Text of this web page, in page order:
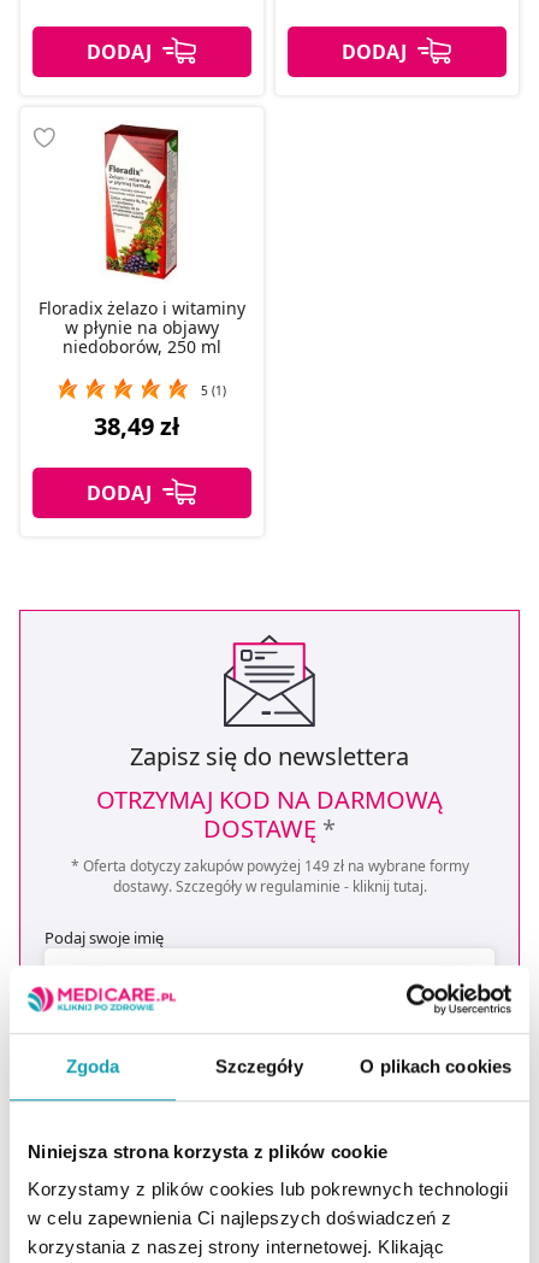
Zgoda Szczegóły O plikach cookies
Niniejsza strona korzysta z plików cookie
Korzystamy z plików cookies lub pokrewnych technologii
w celu zapewnienia Ci najlepszych doświadczeń z
korzystania z naszej strony internetowej. Klikając
Floradix żelazo i witaminy
w płynie na objawy
niedoborów, 250 ml
5 (1)
38,49 zł
Zapisz się do newslettera
OTRZYMAJ KOD NA DARMOWĄ
DOSTAWĘ *
* Oferta dotyczy zakupów powyżej 149 zł na wybrane formy
dostawy. Szczegóły w regulaminie - kliknij tutaj.
Podaj swoje imię
Podaj swój e-mail
Wyrażam zgodę na przesyłanie, na podany przeze mnie adres e-
mail, skierowanej do mnie informacji handlowej (newsletter) o
nowościach i promocjach Administratora zgodnie z Art. 10 pkt 2
Ustawy z dnia 18 lipca 2002 r. o świadczeniu usług drogą